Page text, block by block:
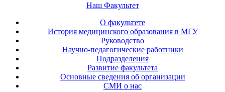
Наш Факультет
О факультете
История медицинского образования в МГУ
Руководство
Научно-педагогические работники
Подразделения
Развитие факультета
Основные сведения об организации
СМИ о нас